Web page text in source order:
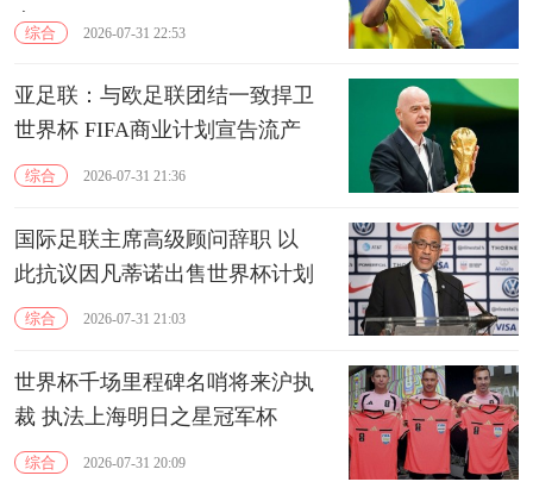
定综合 2026-07-31 22:53
亚足联：与欧足联团结一致捍卫
世界杯 FIFA商业计划宣告流产
综合 2026-07-31 21:36
国际足联主席高级顾问辞职 以
此抗议因凡蒂诺出售世界杯计划
综合 2026-07-31 21:03
世界杯千场里程碑名哨将来沪执
裁 执法上海明日之星冠军杯
综合 2026-07-31 20:09